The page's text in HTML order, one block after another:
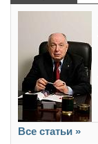
Все статьи »